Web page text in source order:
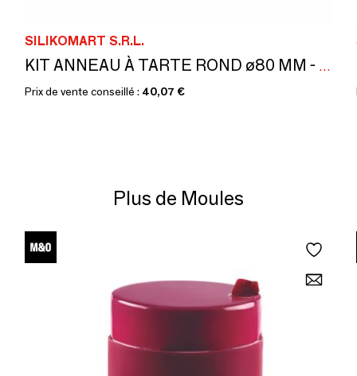
SILIKOMART S.R.L.
KIT ANNEAU À TARTE ROND ø80 MM - SET MOULE EN SILICONE ø67 MM + 6 ANNEAUX
Prix de vente conseillé : 40,07 €
Plus de Moules